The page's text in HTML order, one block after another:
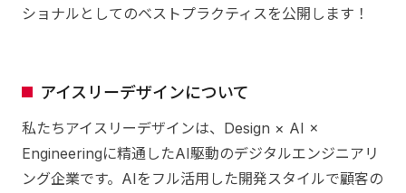
ショナルとしてのベストプラクティスを公開します！
アイスリーデザインについて
私たちアイスリーデザインは、Design × AI ×
Engineeringに精通したAI駆動のデジタルエンジニアリ
ング企業です。AIをフル活用した開発スタイルで顧客の